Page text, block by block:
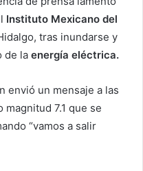
Instituto Mexicano del
tras inundarse y
de la energía eléctrica.
envió un mensaje a las
7.1 que se
“vamos a salir